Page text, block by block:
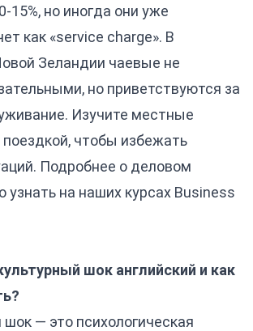
15%, но иногда они уже
как «service charge». В
Зеландии чаевые не
но приветствуются за
Изучите местные
чтобы избежать
Подробнее о деловом
узнать на наших курсах Business
шок английский и как
— это психологическая